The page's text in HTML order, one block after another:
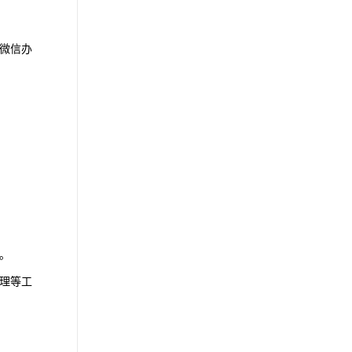
信办
等工